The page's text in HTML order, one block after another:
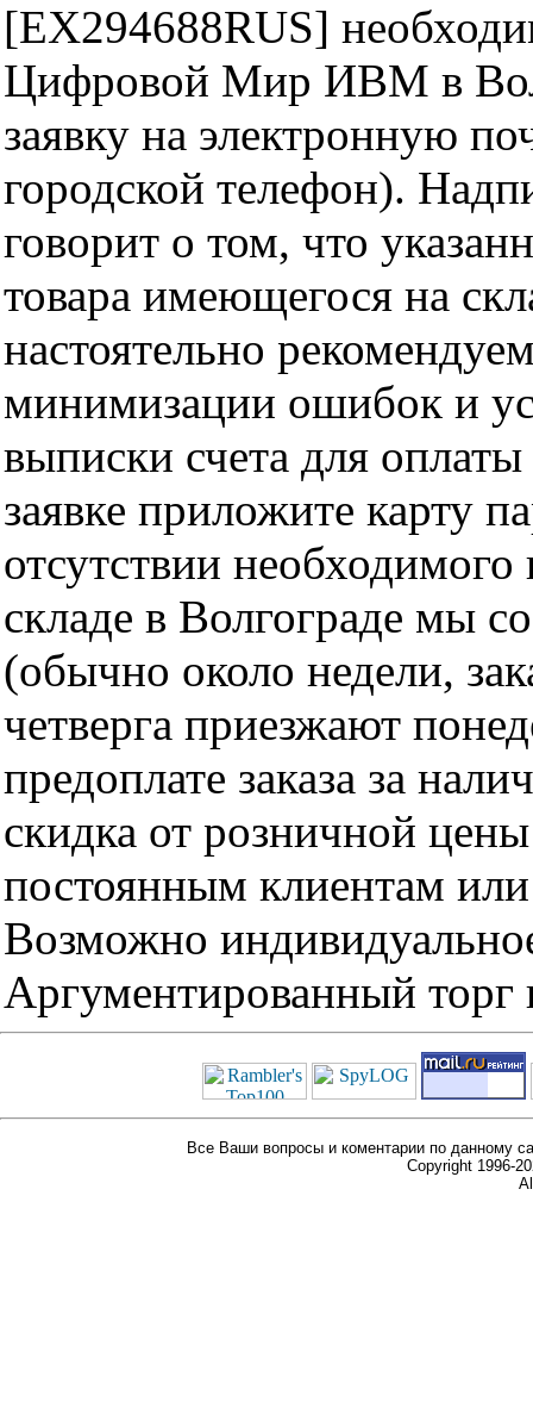
[EX294688RUS]
Цифровой Мир ИВМ в
заявку на электронную
городской телефон).
говорит о том, что
товара имеющегося на
настоятельно
минимизации ошибок и
выписки счета для
заявке приложите карту
отсутствии
складе в Волгограде мы
(обычно около недели,
четверга приезжают
предоплате заказа за
скидка от розничной
постоянным клиентам
Возможно
Аргументированный торг
Все Ваши вопросы и коментарии по данному
Copyright 1996-